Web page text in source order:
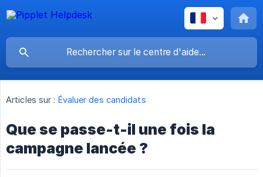
Articles sur : Évaluer des candidats
Que se passe-t-il une fois la
campagne lancée ?